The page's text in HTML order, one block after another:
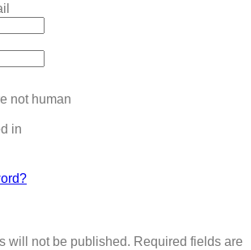
not human
in
will not be published. Required fields are